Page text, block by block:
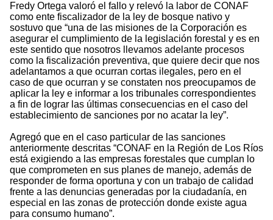
Fredy Ortega valoró el fallo y relevó la labor de CONAF
como ente fiscalizador de la ley de bosque nativo y
sostuvo que “una de las misiones de la Corporación es
asegurar el cumplimiento de la legislación forestal y es en
este sentido que nosotros llevamos adelante procesos
como la fiscalización preventiva, que quiere decir que nos
adelantamos a que ocurran cortas ilegales, pero en el
caso de que ocurran y se constaten nos preocupamos de
aplicar la ley e informar a los tribunales correspondientes
a fin de lograr las últimas consecuencias en el caso del
establecimiento de sanciones por no acatar la ley”.
Agregó que en el caso particular de las sanciones
anteriormente descritas “CONAF en la Región de Los Ríos
está exigiendo a las empresas forestales que cumplan lo
que comprometen en sus planes de manejo, además de
responder de forma oportuna y con un trabajo de calidad
frente a las denuncias generadas por la ciudadanía, en
especial en las zonas de protección donde existe agua
para consumo humano”.